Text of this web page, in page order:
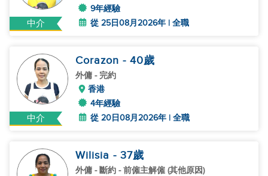
中介
9年經驗
從 25日08月2026年 | 全職
中介
Corazon - 40歲
外傭 - 完約
香港
4年經驗
從 20日08月2026年 | 全職
Wilisia - 37歲
外傭 - 斷約 - 前僱主解僱 (其他原因)